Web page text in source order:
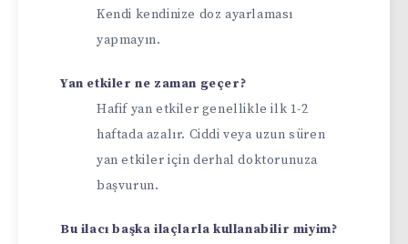
Kendi kendinize doz ayarlaması
yapmayın.
Yan etkiler ne zaman geçer?
Hafif yan etkiler genellikle ilk 1-2
haftada azalır. Ciddi veya uzun süren
yan etkiler için derhal doktorunuza
başvurun.
Bu ilacı başka ilaçlarla kullanabilir miyim?